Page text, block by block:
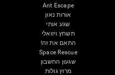
Ant Escape
אורות נאון
שגע אותי
תשחץ ויזואלי
התאם את זה!
Space Rescue
שגעון החשבון
מרוץ גולות